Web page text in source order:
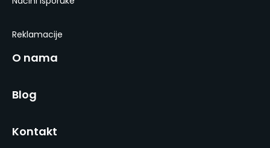
Reklamacije
O nama
Blog
Kontakt